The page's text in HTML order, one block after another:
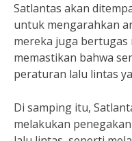
Satlantas akan
untuk mengarahkan
mereka juga
memastikan bahwa
peraturan lalu lintas
Di samping itu,
melakukan